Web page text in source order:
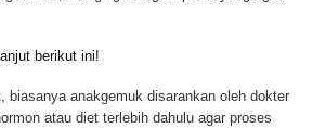
berikut ini!
biasanya anakgemuk disarankan oleh dokter
atau diet terlebih dahulu agar proses